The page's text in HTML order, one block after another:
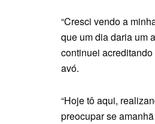
“Cresci vendo a
que um dia daria um
continuei
avó.
“Hoje tô aqui,
preocupar se